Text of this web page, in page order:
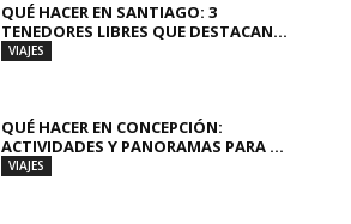
QUÉ HACER EN SANTIAGO: 3
TENEDORES LIBRES QUE DESTACAN...
VIAJES
QUÉ HACER EN CONCEPCIÓN:
ACTIVIDADES Y PANORAMAS PARA ...
VIAJES